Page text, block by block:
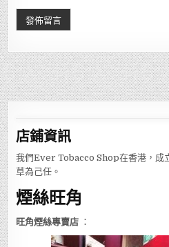
店鋪資訊
我們Ever Tobacco Shop在香港，成
草為己任。
煙絲旺角
旺角煙絲專賣店 ：